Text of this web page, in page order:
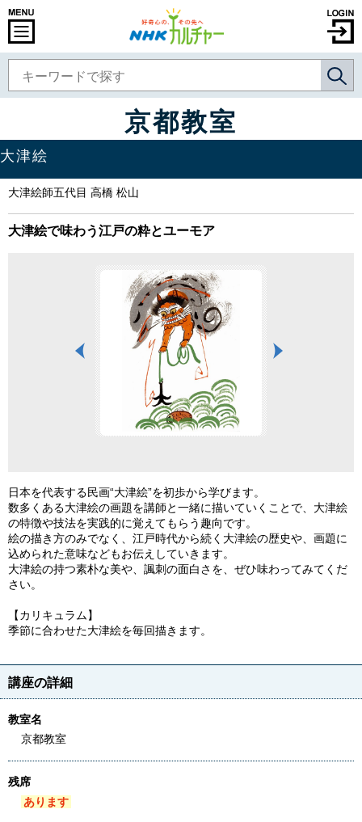
京都教室
大津絵
大津絵師五代目 高橋 松山
大津絵で味わう江戸の粋とユーモア
日本を代表する民画“大津絵”を初歩から学びます。
数多くある大津絵の画題を講師と一緒に描いていくことで、大津絵
の特徴や技法を実践的に覚えてもらう趣向です。
絵の描き方のみでなく、江戸時代から続く大津絵の歴史や、画題に
込められた意味などもお伝えしていきます。
大津絵の持つ素朴な美や、諷刺の面白さを、ぜひ味わってみてくだ
さい。
【カリキュラム】
季節に合わせた大津絵を毎回描きます。
講座の詳細
教室名
京都教室
残席
あります